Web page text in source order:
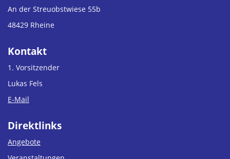
An der Streuobstwiese 55b
48429 Rheine
Kontakt
1. Vorsitzender
Lukas Fels
E-Mail
Direktlinks
Angebote